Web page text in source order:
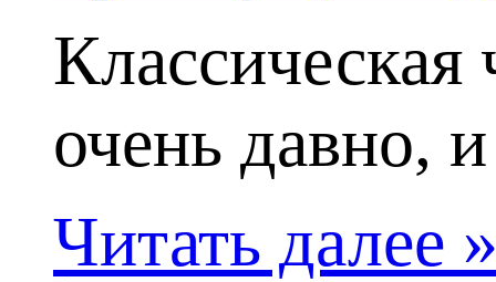
Классическая
очень давно,
Читать далее